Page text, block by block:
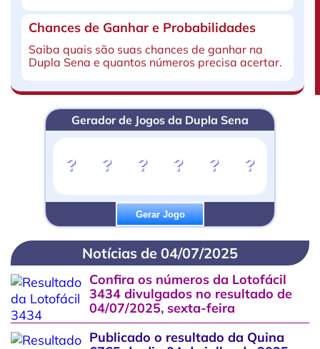
Chances de Ganhar e Probabilidades
Saiba quais são suas chances de ganhar na
Dupla Sena e quantos números precisa acertar.
Gerador de Jogos da Dupla Sena
? ? ? ? ? ?
Gerar Jogo
Notícias de 04/07/2025
Confira os números da Lotofácil
3434 divulgados no resultado de
04/07/2025, sexta-feira
Publicado o resultado da Quina